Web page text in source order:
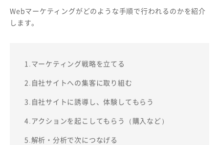
Webマーケティングがどのような手順で行われるのかを紹介
します。
1.マーケティング戦略を立てる
2.自社サイトへの集客に取り組む
3.自社サイトに誘導し、体験してもらう
4.アクションを起こしてもらう（購入など）
5.解析・分析で次につなげる